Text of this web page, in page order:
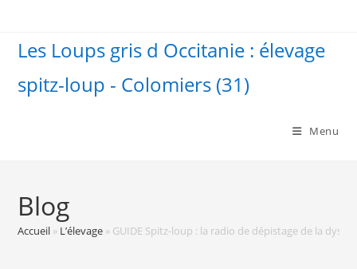
contentLes Loups gris d Occitanie : élevage
spitz-loup - Colomiers (31)
Menu
Blog
Accueil » L’élevage » GUIDE Spitz-loup : la radio de dépistage de la